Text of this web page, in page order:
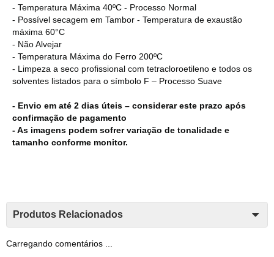
- Temperatura Máxima 40ºC - Processo Normal
- Possível secagem em Tambor - Temperatura de exaustão
máxima 60°C
- Não Alvejar
- Temperatura Máxima do Ferro 200ºC
- Limpeza a seco profissional com tetracloroetileno e todos os
solventes listados para o símbolo F – Processo Suave
- Envio em até 2 dias úteis – considerar este prazo após
confirmação de pagamento
- As imagens podem sofrer variação de tonalidade e
tamanho conforme monitor.
Produtos Relacionados
Carregando comentários ...